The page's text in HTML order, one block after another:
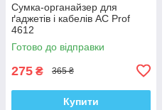
Сумка-органайзер для
ґаджетів і кабелів AC Prof
4612
Готово до відправки
275 ₴ 365 ₴
Купити